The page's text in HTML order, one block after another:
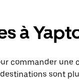
à
commander une
sont